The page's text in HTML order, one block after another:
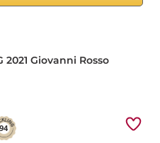
2021 Giovanni Rosso
94